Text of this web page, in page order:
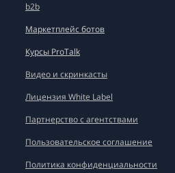
b2b
Маркетплейс ботов
Курсы ProTalk
Видео и скринкасты
Лицензия White Label
Партнерство с агентствами
Пользовательское соглашение
Политика конфиденциальности